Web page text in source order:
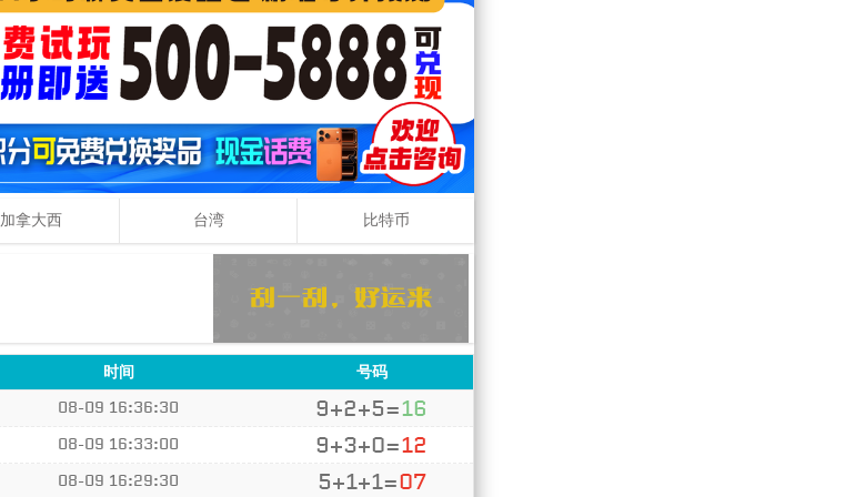
加拿大西 台湾 比特币
4 9 8 21
时间
号码
08-09 16:36:30 9+2+5=16
08-09 16:33:00 9+3+0=12
08-09 16:29:30 5+1+1=07